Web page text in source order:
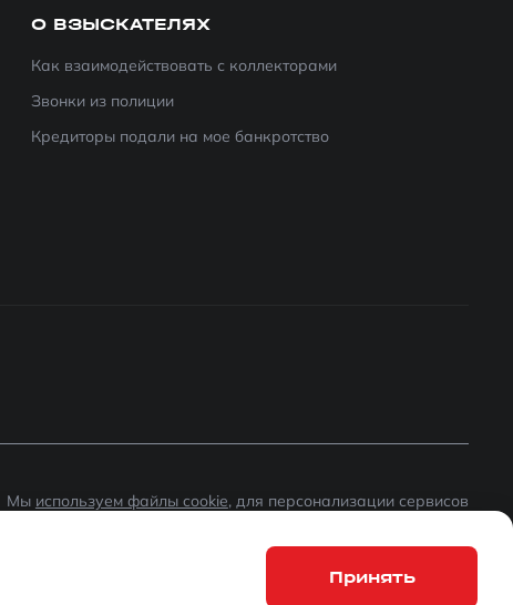
О ВЗЫСКАТЕЛЯХ
Как взаимодействовать с коллекторами
Звонки из полиции
Кредиторы подали на мое банкротство
Мы используем файлы cookie, для персонализации сервисов
Принять